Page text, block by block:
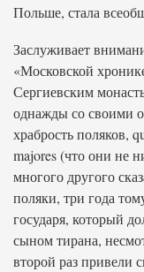
Польше, стала
Заслуживает
«Московской
Сергиевским
однажды со своими
храбрость поляков,
majores (что они не
многого другого
поляки, три года
государя, который
сыном тирана,
второй раз привели